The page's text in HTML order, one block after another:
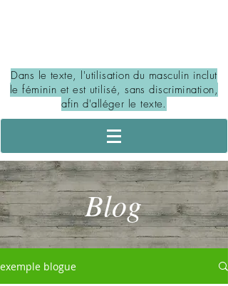
Dans le texte, l'utilisation du masculin inclut
le féminin et est utilisé, sans discrimination,
afin d'alléger le texte.
Blog
exemple blogue